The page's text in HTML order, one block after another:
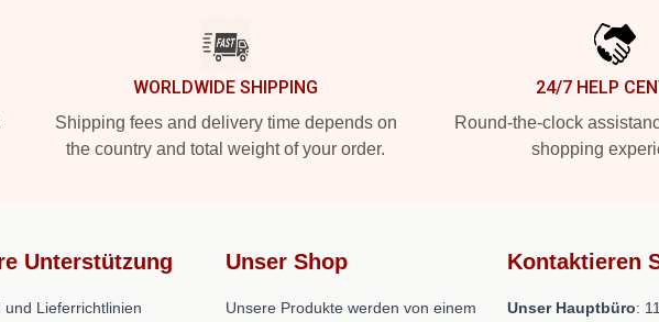
WORLDWIDE SHIPPING
Shipping fees and delivery time depends on
the country and total weight of your order.
24/7 HELP
Round-the-clock
shopping
Unterstützung
und Lieferrichtlinien
Unser Shop
Unsere Produkte werden von einem
Kontaktieren
Unser Hauptbüro: